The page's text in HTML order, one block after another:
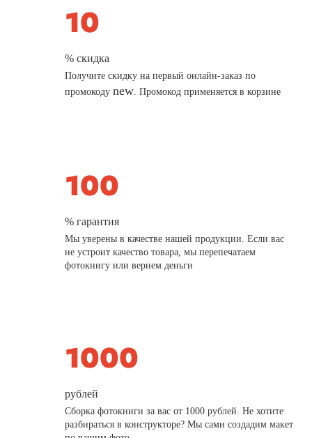
% скидка
Получите скидку на первый онлайн-заказ по
промокодуnew. Промокод применяется в корзине
% гарантия
Мы уверены в качестве нашей продукции. Если вас
не устроит качество товара, мы перепечатаем
фотокнигу или вернем деньги
рублей
Сборка фотокниги за вас от 1000 рублей. Не хотите
разбираться в конструкторе? Мы сами создадим макет